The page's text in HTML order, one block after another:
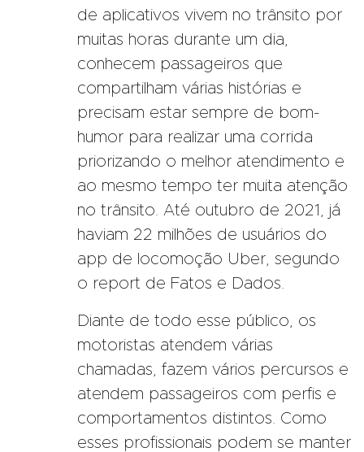
de aplicativos vivem no trânsito por
muitas horas durante um dia,
conhecem passageiros que
compartilham várias histórias e
precisam estar sempre de bom-
humor para realizar uma corrida
priorizando o melhor atendimento e
ao mesmo tempo ter muita atenção
no trânsito. Até outubro de 2021, já
haviam 22 milhões de usuários do
app de locomoção Uber, segundo
o report de Fatos e Dados.
Diante de todo esse público, os
motoristas atendem várias
chamadas, fazem vários percursos e
atendem passageiros com perfis e
comportamentos distintos. Como
esses profissionais podem se manter